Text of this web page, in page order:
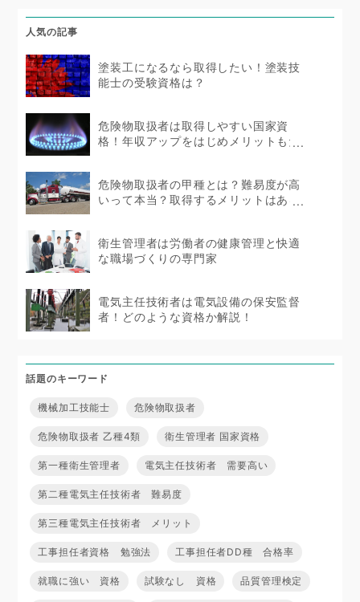
人気の記事
塗装工になるなら取得したい！塗装技
能士の受験資格は？
危険物取扱者は取得しやすい国家資
格！年収アップをはじめメリットもた
危険物取扱者の甲種とは？難易度が高
いって本当？取得するメリットはある
衛生管理者は労働者の健康管理と快適
な職場づくりの専門家
電気主任技術者は電気設備の保安監督
者！どのような資格か解説！
話題のキーワード
機械加工技能士 危険物取扱者
危険物取扱者 乙種4類 衛生管理者 国家資格
第一種衛生管理者 電気主任技術者 需要高い
第二種電気主任技術者 難易度
第三種電気主任技術者 メリット
工事担任者資格 勉強法 工事担任者DD種 合格率
就職に強い 資格 試験なし 資格 品質管理検定